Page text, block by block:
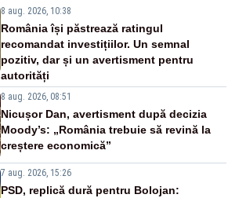
8 aug. 2026, 10:38
România își păstrează ratingul
recomandat investițiilor. Un semnal
pozitiv, dar și un avertisment pentru
autorități
8 aug. 2026, 08:51
Nicușor Dan, avertisment după decizia
Moody’s: „România trebuie să revină la
creștere economică”
7 aug. 2026, 15:26
PSD, replică dură pentru Bolojan: